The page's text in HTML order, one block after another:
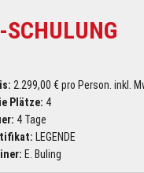
2.299,00 € pro Person. inkl.
Plätze: 4
4 Tage
LEGENDE
E. Buling